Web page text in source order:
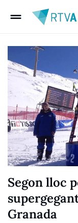
drag_handle
Segon lloc
Granada